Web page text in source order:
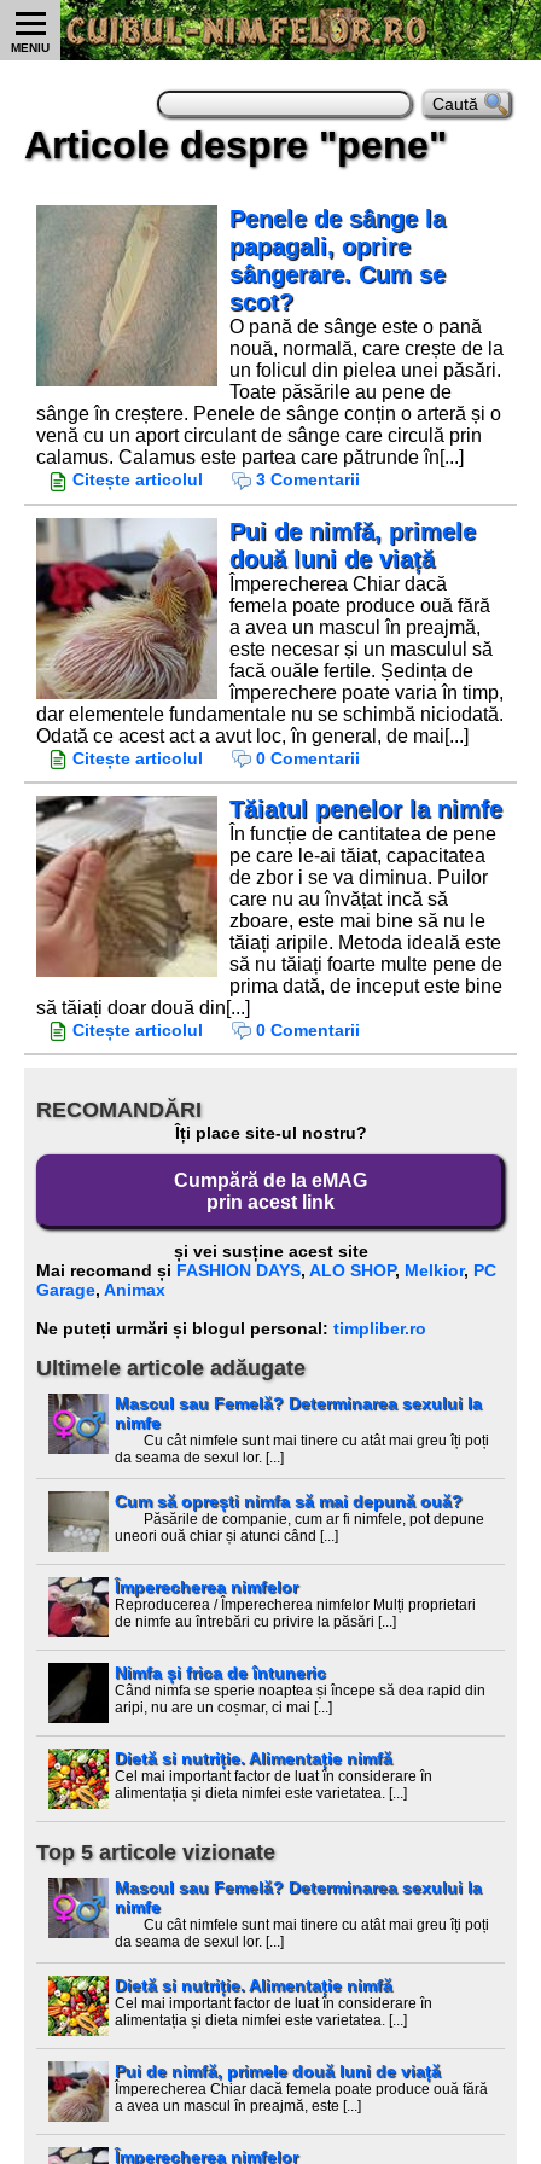
MENIU
Articole despre "pene"
Penele de sânge la
papagali, oprire
sângerare. Cum se
scot?
O pană de sânge este o pană
nouă, normală, care crește de la
un folicul din pielea unei păsări.
Toate păsările au pene de
sânge în creștere. Penele de sânge conțin o arteră și o
venă cu un aport circulant de sânge care circulă prin
calamus. Calamus este partea care pătrunde în[...]
Citește articolul 3 Comentarii
Pui de nimfă, primele
două luni de viață
Împerecherea Chiar dacă
femela poate produce ouă fără
a avea un mascul în preajmă,
este necesar și un masculul să
facă ouăle fertile. Ședința de
împerechere poate varia în timp,
dar elementele fundamentale nu se schimbă niciodată.
Odată ce acest act a avut loc, în general, de mai[...]
Citește articolul 0 Comentarii
Tăiatul penelor la nimfe
În funcție de cantitatea de pene
pe care le-ai tăiat, capacitatea
de zbor i se va diminua. Puilor
care nu au învățat incă să
zboare, este mai bine să nu le
tăiați aripile. Metoda ideală este
să nu tăiați foarte multe pene de
prima dată, de inceput este bine
să tăiați doar două din[...]
Citește articolul 0 Comentarii
RECOMANDĂRI
Îți place site-ul nostru?
Cumpără de la eMAG
prin acest link
și vei susține acest site
Mai recomand și FASHION DAYS, ALO SHOP, Melkior, PC
Garage, Animax
Ne puteți urmări și blogul personal: timpliber.ro
Ultimele articole adăugate
Mascul sau Femelă? Determinarea sexului la
nimfe
Cu cât nimfele sunt mai tinere cu atât mai greu îți poți
da seama de sexul lor. [...]
Cum să oprești nimfa să mai depună ouă?
Păsările de companie, cum ar fi nimfele, pot depune
uneori ouă chiar și atunci când [...]
Împerecherea nimfelor
Reproducerea / Împerecherea nimfelor Mulți proprietari
de nimfe au întrebări cu privire la păsări [...]
Nimfa și frica de întuneric
Când nimfa se sperie noaptea și începe să dea rapid din
aripi, nu are un coșmar, ci mai [...]
Dietă si nutriție. Alimentație nimfă
Cel mai important factor de luat în considerare în
alimentația și dieta nimfei este varietatea. [...]
Top 5 articole vizionate
Mascul sau Femelă? Determinarea sexului la
nimfe
Cu cât nimfele sunt mai tinere cu atât mai greu îți poți
da seama de sexul lor. [...]
Dietă si nutriție. Alimentație nimfă
Cel mai important factor de luat în considerare în
alimentația și dieta nimfei este varietatea. [...]
Pui de nimfă, primele două luni de viață
Împerecherea Chiar dacă femela poate produce ouă fără
a avea un mascul în preajmă, este [...]
Împerecherea nimfelor